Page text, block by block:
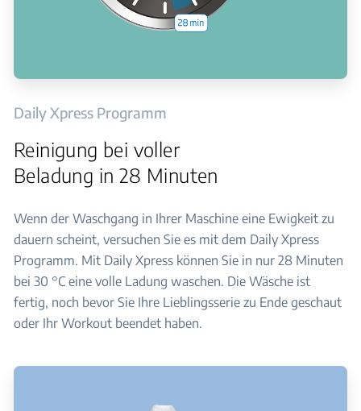
Daily Xpress Programm
Reinigung bei voller
Beladung in 28 Minuten
Wenn der Waschgang in Ihrer Maschine eine Ewigkeit zu
dauern scheint, versuchen Sie es mit dem Daily Xpress
Programm. Mit Daily Xpress können Sie in nur 28 Minuten
bei 30 °C eine volle Ladung waschen. Die Wäsche ist
fertig, noch bevor Sie Ihre Lieblingsserie zu Ende geschaut
oder Ihr Workout beendet haben.